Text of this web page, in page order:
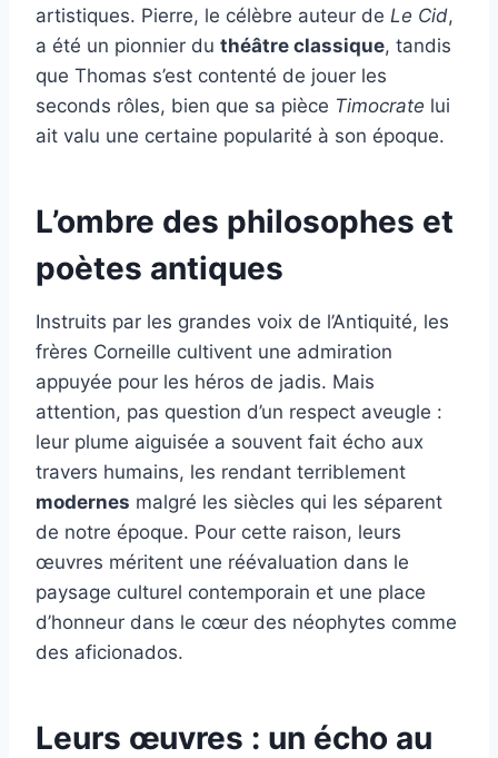
artistiques. Pierre, le célèbre auteur de Le Cid,
a été un pionnier du théâtre classique, tandis
que Thomas s’est contenté de jouer les
seconds rôles, bien que sa pièce Timocrate lui
ait valu une certaine popularité à son époque.
L’ombre des philosophes et
poètes antiques
Instruits par les grandes voix de l’Antiquité, les
frères Corneille cultivent une admiration
appuyée pour les héros de jadis. Mais
attention, pas question d’un respect aveugle :
leur plume aiguisée a souvent fait écho aux
travers humains, les rendant terriblement
modernes malgré les siècles qui les séparent
de notre époque. Pour cette raison, leurs
œuvres méritent une réévaluation dans le
paysage culturel contemporain et une place
d’honneur dans le cœur des néophytes comme
des aficionados.
Leurs œuvres : un écho au